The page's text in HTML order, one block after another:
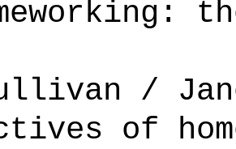
/
of